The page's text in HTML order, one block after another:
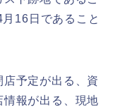
16日であること
予定が出る、資
報が出る、現地